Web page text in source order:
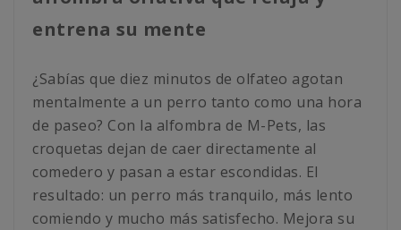
entrena su mente
¿Sabías que diez minutos de olfateo agotan
mentalmente a un perro tanto como una hora
de paseo? Con la alfombra de M-Pets, las
croquetas dejan de caer directamente al
comedero y pasan a estar escondidas. El
resultado: un perro más tranquilo, más lento
comiendo y mucho más satisfecho. Mejora su